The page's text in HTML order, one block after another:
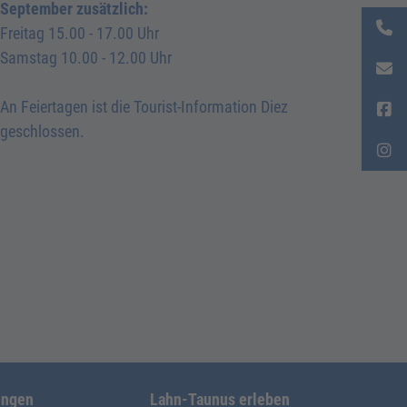
September zusätzlich:
Freitag 15.00 - 17.00 Uhr
Samstag 10.00 - 12.00 Uhr
An Feiertagen ist die Tourist-Information Diez
geschlossen.
Lahn-Taunus erleben